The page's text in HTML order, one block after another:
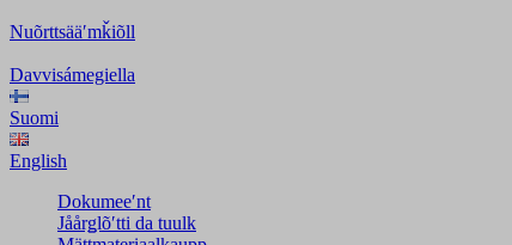
Nuõrttsääʹmǩiõll
Davvisámegiella
Suomi
English
Dokumeeʹnt
Jåårǥlõʹtti da tuulk